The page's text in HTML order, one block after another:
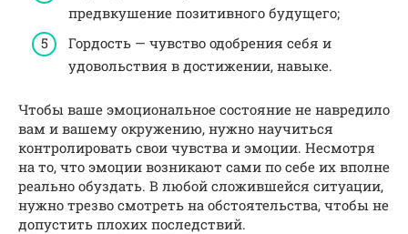
предвкушение позитивного будущего;
Гордость — чувство одобрения себя и
удовольствия в достижении, навыке.
Чтобы ваше эмоциональное состояние не навредило
вам и вашему окружению, нужно научиться
контролировать свои чувства и эмоции. Несмотря
на то, что эмоции возникают сами по себе их вполне
реально обуздать. В любой сложившейся ситуации,
нужно трезво смотреть на обстоятельства, чтобы не
допустить плохих последствий.